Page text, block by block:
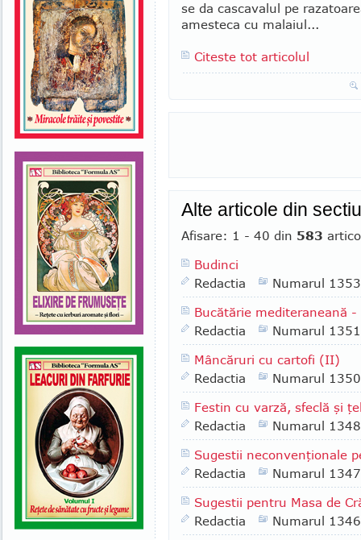
se da cascavalul pe
amesteca cu malaiul...
Citeste tot articolul
Alte articole din
Afisare: 1 - 40 din 583
Budinci
Redactia
Numarul 1353
Bucătărie mediteraneană -
Redactia
Numarul 1351
Mâncăruri cu cartofi (II)
Redactia
Numarul 1350
Festin cu varză, sfeclă şi
Redactia
Numarul 1348
Sugestii neconvenţionale
Redactia
Numarul 1347
Sugestii pentru Masa de
Redactia
Numarul 1346